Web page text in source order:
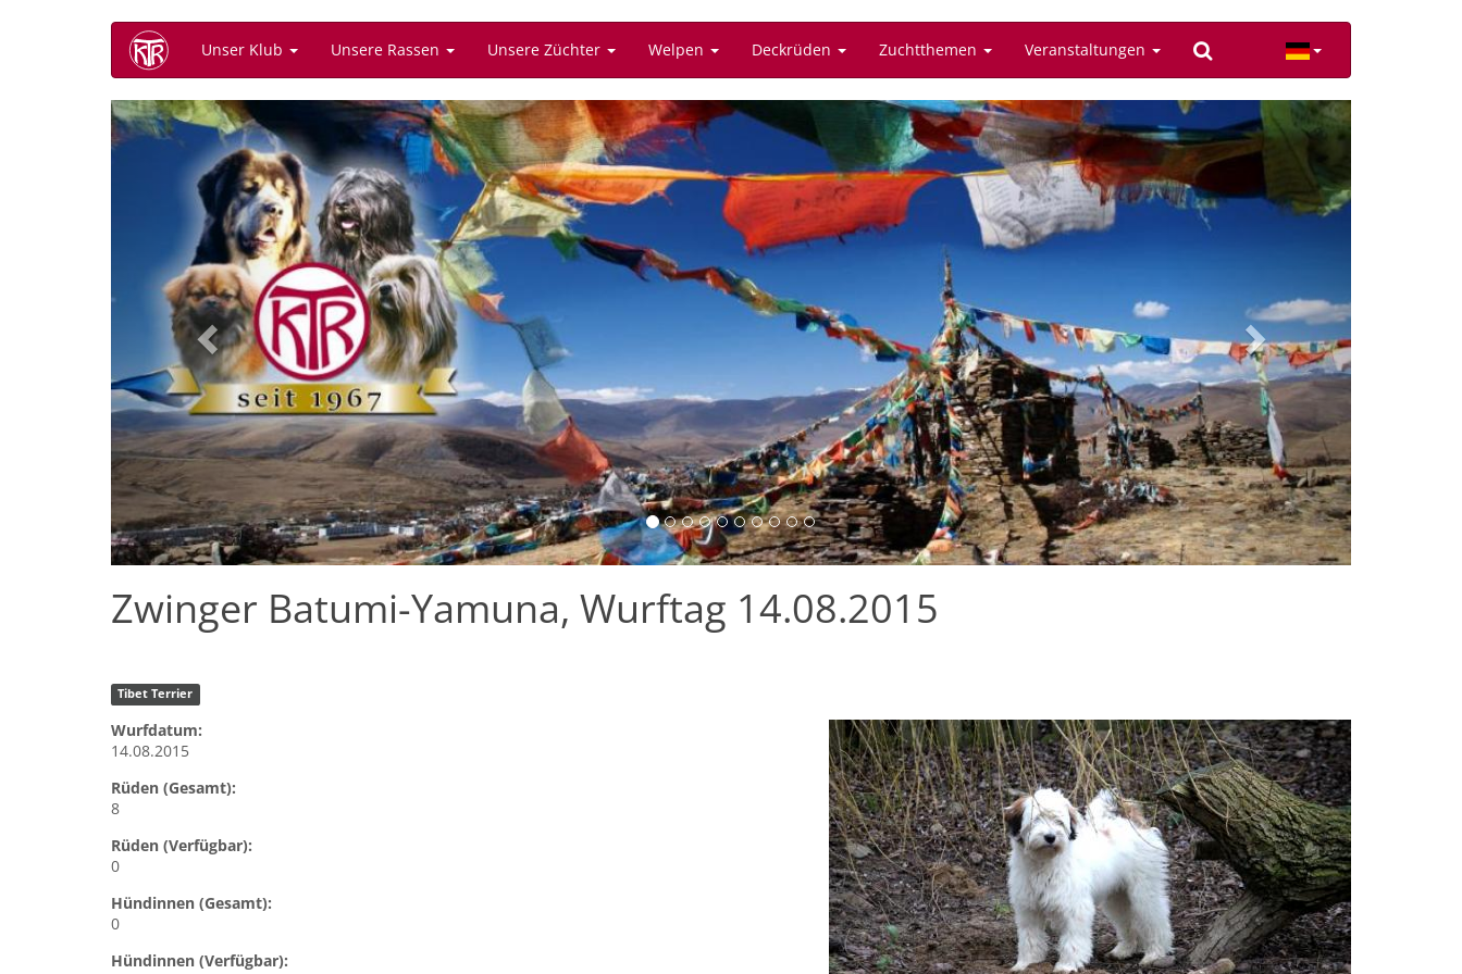
Unser Klub Unsere Rassen Unsere Züchter Welpen Deckrüden Zuchtthemen Veranstaltungen
Previous Next
Zwinger Batumi-Yamuna, Wurftag 14.08.2015
Tibet Terrier
Wurfdatum:
14.08.2015
Rüden (Gesamt):
8
Rüden (Verfügbar):
0
Hündinnen (Gesamt):
0
Hündinnen (Verfügbar):